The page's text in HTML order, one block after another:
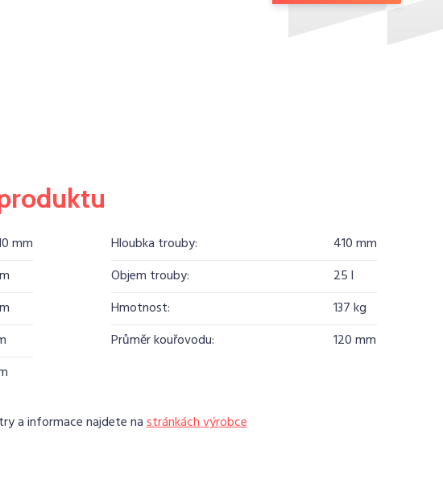
mm
Hloubka trouby:
410 mm
Objem trouby:
25 l
Hmotnost:
137 kg
Průměr kouřovodu:
120 mm
a informace najdete nastránkách výrobce